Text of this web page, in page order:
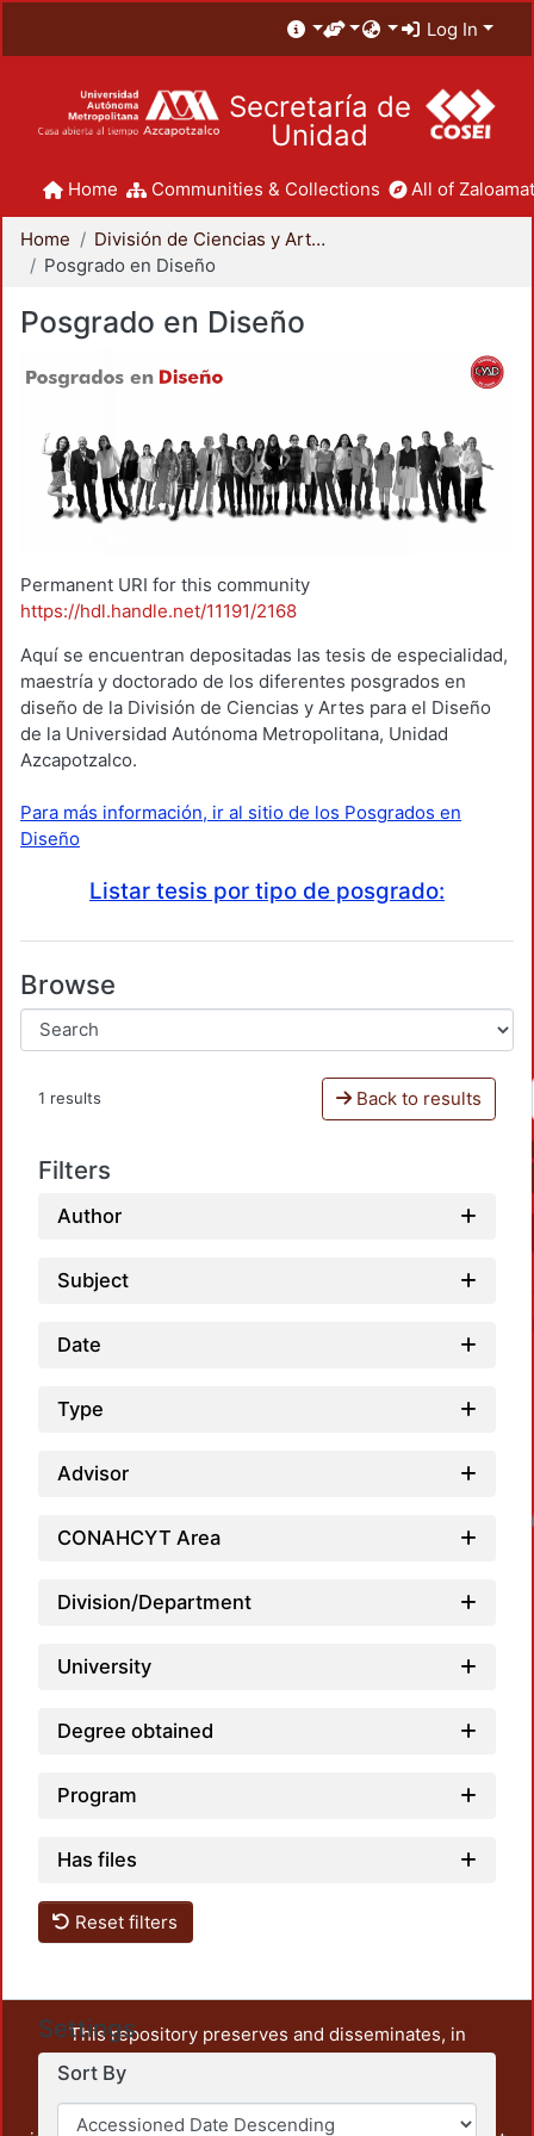
Log In
Secretaría de
Unidad
Home Communities & Collections All of
Home
División de Ciencias y Artes para el Diseño
Posgrado en Diseño
Posgrado en Diseño
Permanent URI for this community
https://hdl.handle.net/11191/2168
Aquí se encuentran depositadas las tesis de especialidad,
maestría y doctorado de los diferentes posgrados en
diseño de la División de Ciencias y Artes para el Diseño
de la Universidad Autónoma Metropolitana, Unidad
Azcapotzalco.
Para más información, ir al sitio de los Posgrados en
Diseño
Listar tesis por tipo de posgrado:
Browse
1 results Back to results
Filters
Author
Subject
Date
Type
Advisor
CONAHCYT Area
Division/Department
University
Degree obtained
Program
Has files
Reset filters
Settings
Sort By
This repository preserves and disseminates, in
unrestricted open access, the teaching and research
output of UAM Azcapotzalco. It also includes some
administrative and graphic documents from the